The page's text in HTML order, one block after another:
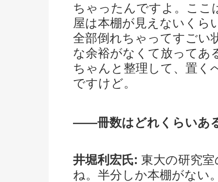
ちゃったんですよ。ここ
屋は本棚が見えないくら
全部倒れちゃってすごい
な余裕がなくて放ってあ
ちゃんと整理して、置く
ですけど。
――冊数はどれくらいあ
井堀利宏氏: 東大の研究
ね。半分しか本棚がない